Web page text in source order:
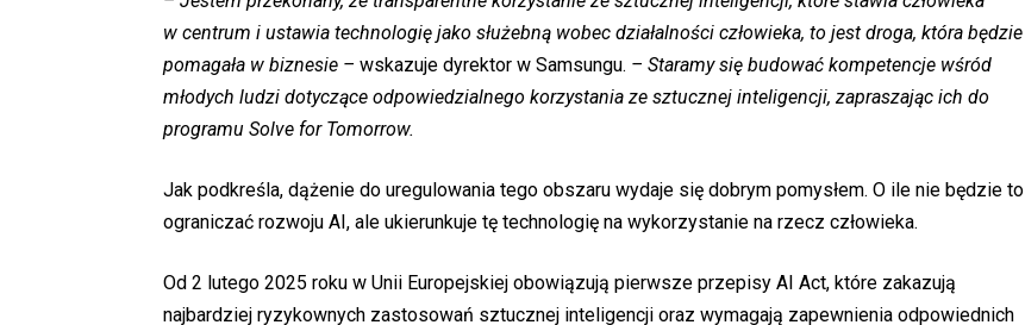
w centrum i ustawia technologię jako służebną wobec działalności człowieka, to jest droga, która będzie
pomagała w biznesie – wskazuje dyrektor w Samsungu. – Staramy się budować kompetencje wśród
młodych ludzi dotyczące odpowiedzialnego korzystania ze sztucznej inteligencji, zapraszając ich do
programu Solve for Tomorrow.
Jak podkreśla, dążenie do uregulowania tego obszaru wydaje się dobrym pomysłem. O ile nie będzie to
ograniczać rozwoju AI, ale ukierunkuje tę technologię na wykorzystanie na rzecz człowieka.
Od 2 lutego 2025 roku w Unii Europejskiej obowiązują pierwsze przepisy AI Act, które zakazują
najbardziej ryzykownych zastosowań sztucznej inteligencji oraz wymagają zapewnienia odpowiednich